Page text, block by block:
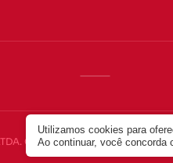
CNPJ: 24.757.092/0001-17.
Utilizamos cookies para
Ao continuar, você concorda